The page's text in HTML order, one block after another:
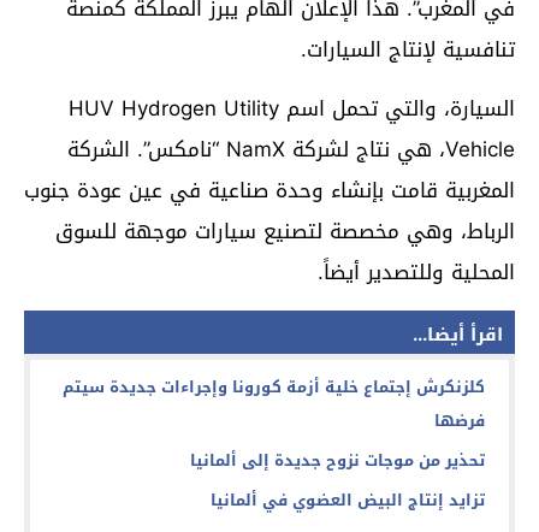
في المغرب”. هذا الإعلان الهام يبرز المملكة كمنصة
تنافسية لإنتاج السيارات.
السيارة، والتي تحمل اسم HUV Hydrogen Utility
Vehicle، هي نتاج لشركة NamX “نامكس”. الشركة
المغربية قامت بإنشاء وحدة صناعية في عين عودة جنوب
الرباط، وهي مخصصة لتصنيع سيارات موجهة للسوق
المحلية وللتصدير أيضاً.
اقرأ أيضا...
كلزنكرش إجتماع خلية أزمة كورونا وإجراءات جديدة سيتم
فرضها
تحذير من موجات نزوح جديدة إلى ألمانيا
تزايد إنتاج البيض العضوي في ألمانيا